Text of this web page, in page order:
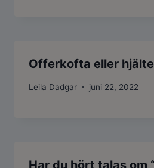
Offerkofta eller
Leila Dadgar juni 22, 2022
Har du hört talas om